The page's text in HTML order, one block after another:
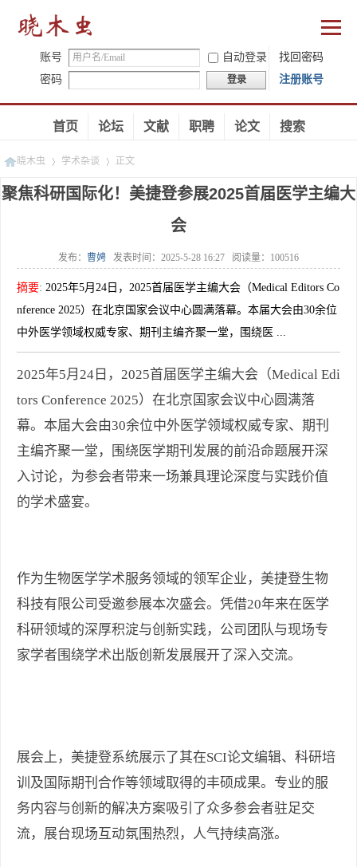
账号 自动登录
找回密码
密码
登录 注册账号
首页 论坛 文献 职聘 论文 搜索
晓木虫 学术杂谈 正文
聚焦科研国际化！美捷登参展2025首届医学主编大
会
发布： 曹娉 发表时间： 2025-5-28 16:27 阅读量： 100516
摘要: 2025年5月24日，2025首届医学主编大会（Medical Editors Co
nference 2025）在北京国家会议中心圆满落幕。本届大会由30余位
中外医学领域权威专家、期刊主编齐聚一堂，围绕医 ...
2025年5月24日，2025首届医学主编大会（Medical Edi
tors Conference 2025）在北京国家会议中心圆满落
幕。本届大会由30余位中外医学领域权威专家、期刊
主编齐聚一堂，围绕医学期刊发展的前沿命题展开深
入讨论，为参会者带来一场兼具理论深度与实践价值
的学术盛宴。
作为生物医学学术服务领域的领军企业，美捷登生物
科技有限公司受邀参展本次盛会。凭借20年来在医学
科研领域的深厚积淀与创新实践，公司团队与现场专
家学者围绕学术出版创新发展展开了深入交流。
展会上，美捷登系统展示了其在SCI论文编辑、科研培
训及国际期刊合作等领域取得的丰硕成果。专业的服
务内容与创新的解决方案吸引了众多参会者驻足交
流，展台现场互动氛围热烈，人气持续高涨。